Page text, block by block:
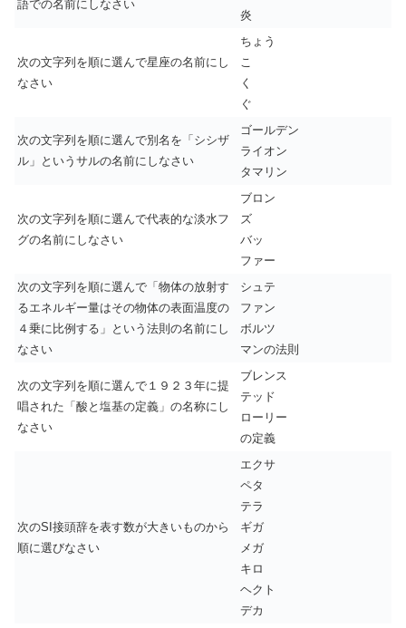
語での名前にしなさい
炎
次の文字列を順に選んで星座の名前にし
なさい
ちょう
こ
く
ぐ
次の文字列を順に選んで別名を「シシザ
ル」というサルの名前にしなさい
ゴールデン
ライオン
タマリン
次の文字列を順に選んで代表的な淡水フ
グの名前にしなさい
ブロン
ズ
バッ
ファー
次の文字列を順に選んで「物体の放射す
るエネルギー量はその物体の表面温度の
４乗に比例する」という法則の名前にし
なさい
シュテ
ファン
ボルツ
マンの法則
次の文字列を順に選んで１９２３年に提
唱された「酸と塩基の定義」の名称にし
なさい
ブレンス
テッド
ローリー
の定義
次のSI接頭辞を表す数が大きいものから
順に選びなさい
エクサ
ペタ
テラ
ギガ
メガ
キロ
ヘクト
デカ